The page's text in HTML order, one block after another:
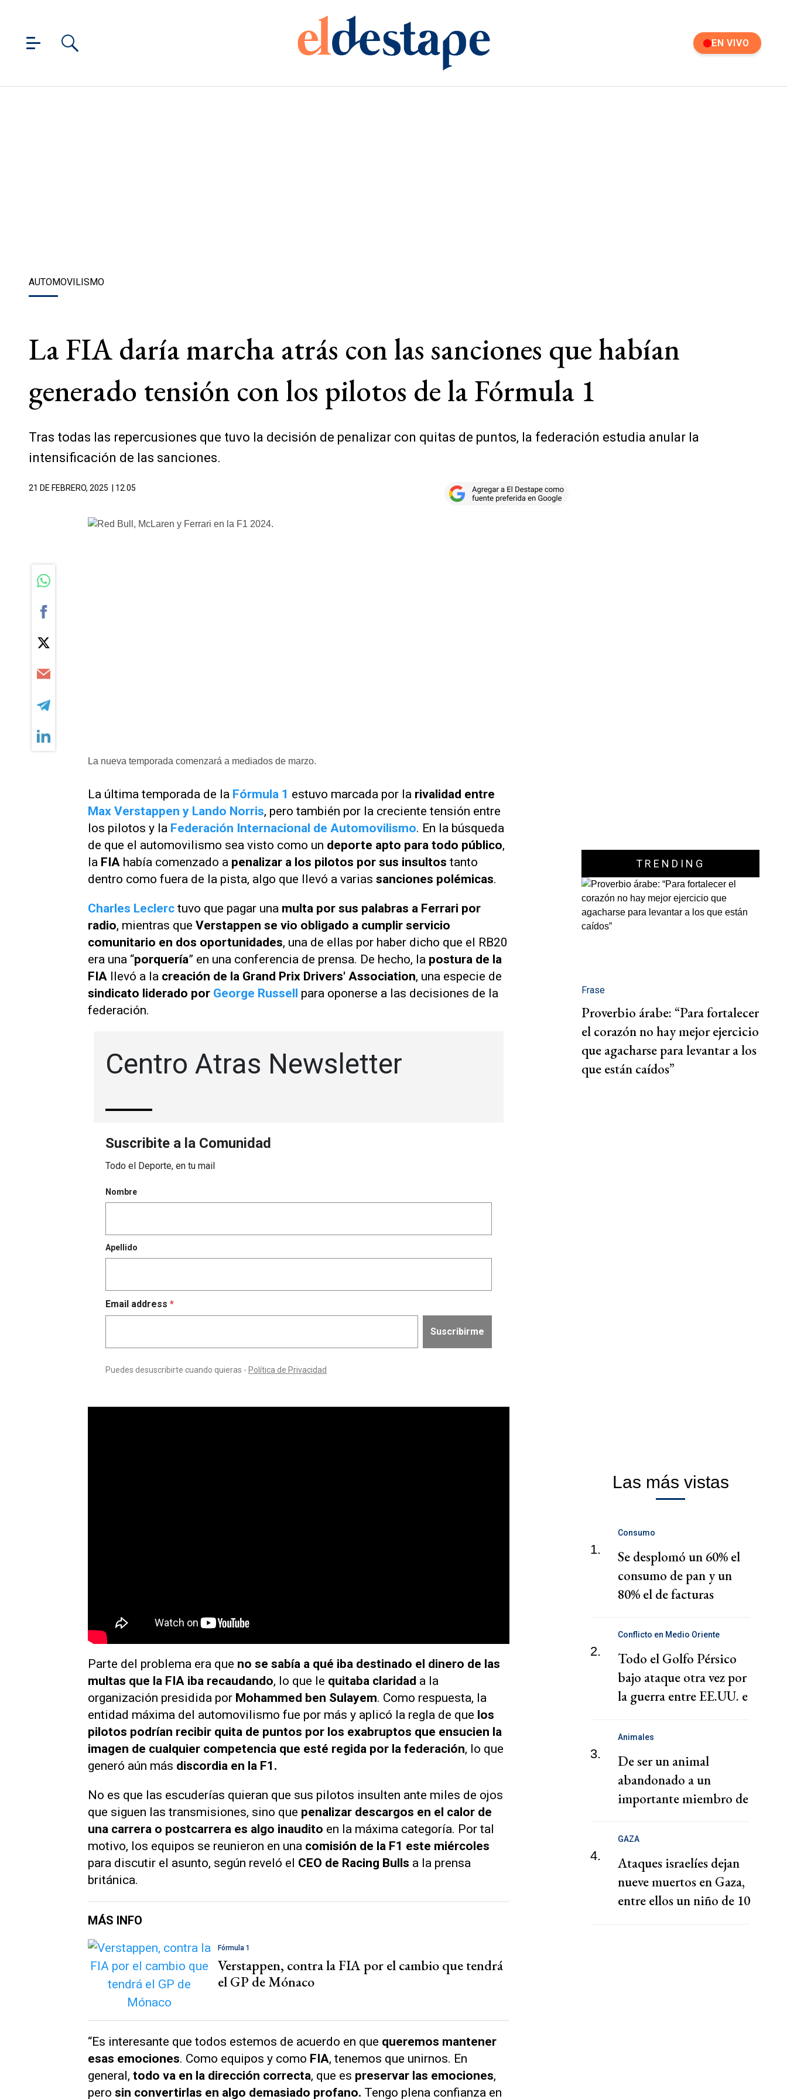
EN VIVO
AUTOMOVILISMO
La FIA daría marcha atrás con las sanciones que habían
generado tensión con los pilotos de la Fórmula 1
Tras todas las repercusiones que tuvo la decisión de penalizar con quitas de puntos, la federación estudia anular la
intensificación de las sanciones.
21 DE FEBRERO, 2025 | 12.05
La nueva temporada comenzará a mediados de marzo.
La última temporada de la Fórmula 1 estuvo marcada por la rivalidad entre
Max Verstappen y Lando Norris, pero también por la creciente tensión entre
los pilotos y la Federación Internacional de Automovilismo. En la búsqueda
de que el automovilismo sea visto como un deporte apto para todo público,
la FIA había comenzado a penalizar a los pilotos por sus insultos tanto
dentro como fuera de la pista, algo que llevó a varias sanciones polémicas.
Charles Leclerc tuvo que pagar una multa por sus palabras a Ferrari por
radio, mientras que Verstappen se vio obligado a cumplir servicio
comunitario en dos oportunidades, una de ellas por haber dicho que el RB20
era una “porquería” en una conferencia de prensa. De hecho, la postura de la
FIA llevó a la creación de la Grand Prix Drivers' Association, una especie de
sindicato liderado por George Russell para oponerse a las decisiones de la
federación.
Parte del problema era que no se sabía a qué iba destinado el dinero de las
multas que la FIA iba recaudando, lo que le quitaba claridad a la
organización presidida por Mohammed ben Sulayem. Como respuesta, la
entidad máxima del automovilismo fue por más y aplicó la regla de que los
pilotos podrían recibir quita de puntos por los exabruptos que ensucien la
imagen de cualquier competencia que esté regida por la federación, lo que
generó aún más discordia en la F1.
No es que las escuderías quieran que sus pilotos insulten ante miles de ojos
que siguen las transmisiones, sino que penalizar descargos en el calor de
una carrera o postcarrera es algo inaudito en la máxima categoría. Por tal
motivo, los equipos se reunieron en una comisión de la F1 este miércoles
para discutir el asunto, según reveló el CEO de Racing Bulls a la prensa
británica.
MÁS INFO
Fórmula 1
Verstappen, contra la FIA por el cambio que tendrá
el GP de Mónaco
“Es interesante que todos estemos de acuerdo en que queremos mantener
esas emociones. Como equipos y como FIA, tenemos que unirnos. En
general, todo va en la dirección correcta, que es preservar las emociones,
pero sin convertirlas en algo demasiado profano. Tengo plena confianza en
TRENDING
Frase
Proverbio árabe: “Para fortalecer
el corazón no hay mejor ejercicio
que agacharse para levantar a los
que están caídos”
Las más vistas
1.
Consumo
Se desplomó un 60% el
consumo de pan y un
80% el de facturas
2.
Conflicto en Medio Oriente
Todo el Golfo Pérsico
bajo ataque otra vez por
la guerra entre EE.UU. e
3.
Animales
De ser un animal
abandonado a un
importante miembro de
4.
GAZA
Ataques israelíes dejan
nueve muertos en Gaza,
entre ellos un niño de 10